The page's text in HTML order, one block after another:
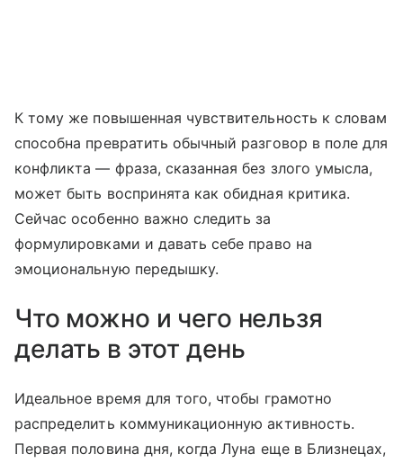
К тому же повышенная чувствительность к словам
способна превратить обычный разговор в поле для
конфликта — фраза, сказанная без злого умысла,
может быть воспринята как обидная критика.
Сейчас особенно важно следить за
формулировками и давать себе право на
эмоциональную передышку.
Что можно и чего нельзя
делать в этот день
Идеальное время для того, чтобы грамотно
распределить коммуникационную активность.
Первая половина дня, когда Луна еще в Близнецах,